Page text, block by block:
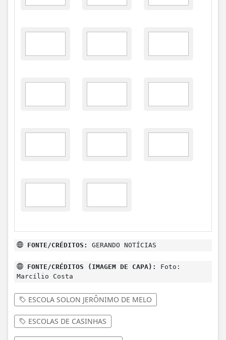
FONTE/CRÉDITOS: GERANDO NOTÍCIAS
FONTE/CRÉDITOS (IMAGEM DE CAPA):
Foto:
Marcílio Costa
ESCOLA SOLON JERÔNIMO DE MELO
ESCOLAS DE CASINHAS